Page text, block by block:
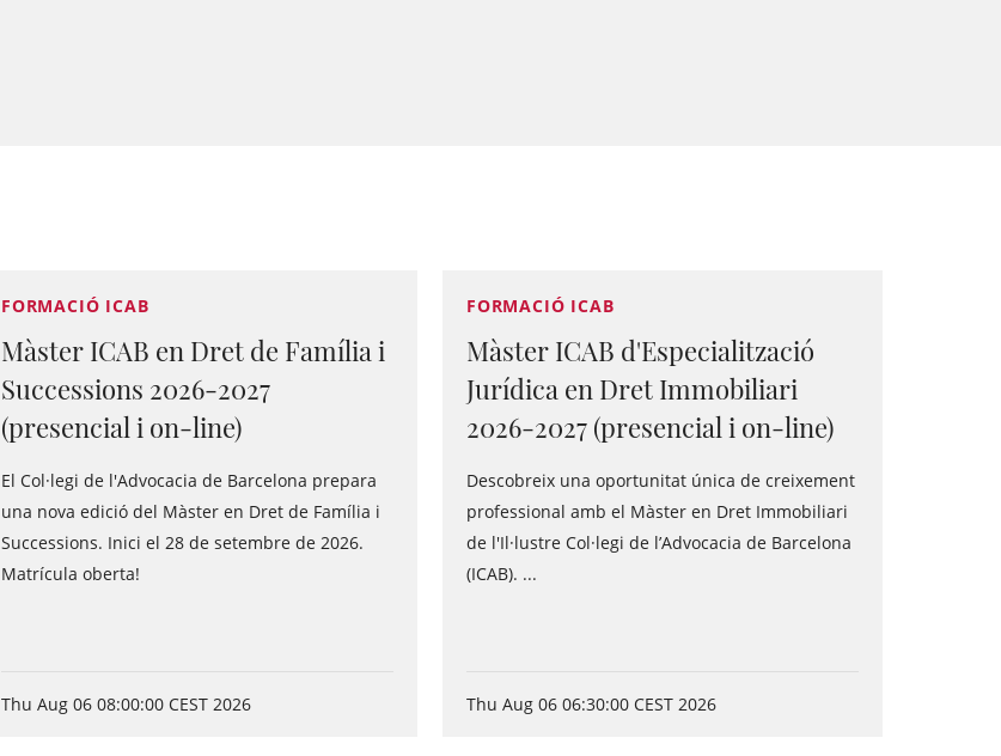
FORMACIÓ ICAB
Màster ICAB en Dret de Família i
Successions 2026-2027
(presencial i on-line)
El Col·legi de l'Advocacia de Barcelona prepara
una nova edició del Màster en Dret de Família i
Successions. Inici el 28 de setembre de 2026.
Matrícula oberta!
Thu Aug 06 08:00:00 CEST 2026
FORMACIÓ ICAB
Màster ICAB d'Especialització
Jurídica en Dret Immobiliari
2026-2027 (presencial i on-line)
Descobreix una oportunitat única de creixement
professional amb el Màster en Dret Immobiliari
de l'Il·lustre Col·legi de l’Advocacia de Barcelona
(ICAB). ...
Thu Aug 06 06:30:00 CEST 2026